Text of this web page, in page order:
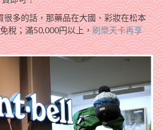
很多的話，那藥品在大國、彩妝在松本
稅；滿50,000円以上，刷樂天卡再享